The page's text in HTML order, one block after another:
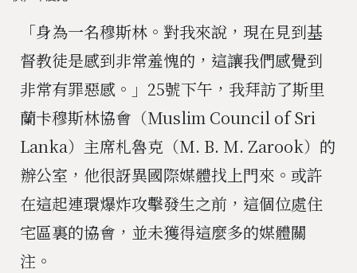
「身為一名穆斯林。對我來說，現在見到基
督教徒是感到非常羞愧的，這讓我們感覺到
非常有罪惡感。」25號下午，我拜訪了斯里
蘭卡穆斯林協會（Muslim Council of Sri
Lanka）主席札魯克（M. B. M. Zarook）的
辦公室，他很訝異國際媒體找上門來。或許
在這起連環爆炸攻擊發生之前，這個位處住
宅區裏的協會，並未獲得這麼多的媒體關
注。